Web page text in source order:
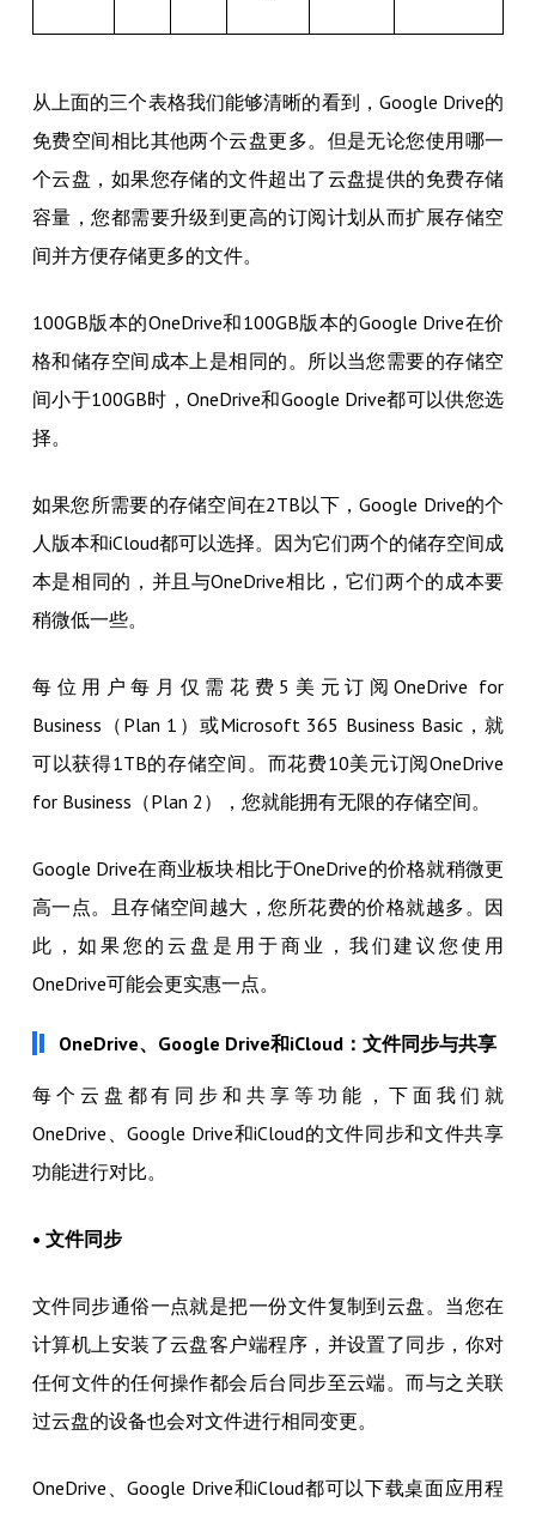
从上面的三个表格我们能够清晰的看到，Google Drive的
免费空间相比其他两个云盘更多。但是无论您使用哪一
个云盘，如果您存储的文件超出了云盘提供的免费存储
容量，您都需要升级到更高的订阅计划从而扩展存储空
间并方便存储更多的文件。
100GB版本的OneDrive和100GB版本的Google Drive在价
格和储存空间成本上是相同的。所以当您需要的存储空
间小于100GB时，OneDrive和Google Drive都可以供您选
择。
如果您所需要的存储空间在2TB以下，Google Drive的个
人版本和iCloud都可以选择。因为它们两个的储存空间成
本是相同的，并且与OneDrive相比，它们两个的成本要
稍微低一些。
每位用户每月仅需花费5美元订阅OneDrive for
Business（Plan 1）或Microsoft 365 Business Basic，就
可以获得1TB的存储空间。而花费10美元订阅OneDrive
for Business（Plan 2），您就能拥有无限的存储空间。
Google Drive在商业板块相比于OneDrive的价格就稍微更
高一点。且存储空间越大，您所花费的价格就越多。因
此，如果您的云盘是用于商业，我们建议您使用
OneDrive可能会更实惠一点。
OneDrive、Google Drive和iCloud：文件同步与共享
每个云盘都有同步和共享等功能，下面我们就
OneDrive、Google Drive和iCloud的文件同步和文件共享
功能进行对比。
• 文件同步
文件同步通俗一点就是把一份文件复制到云盘。当您在
计算机上安装了云盘客户端程序，并设置了同步，你对
任何文件的任何操作都会后台同步至云端。而与之关联
过云盘的设备也会对文件进行相同变更。
OneDrive、Google Drive和iCloud都可以下载桌面应用程